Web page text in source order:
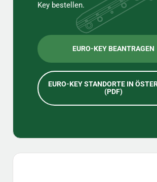
Key bestellen.
EURO-KEY BEANTRAGEN
EURO-KEY STANDORTE IN
(PDF)